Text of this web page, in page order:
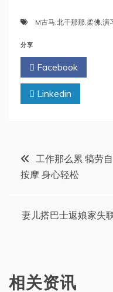
M古马 北干那那 柔佛 演
分享
Facebook
Linkedin
文
章
导
工作那么累 犒劳
按摩 身心轻松
妻儿搭巴士返娘家失
相关资讯